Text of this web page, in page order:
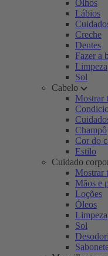
Olhos
Lábios
Creche
Dentes
Fazer a
Limpeza
Sol
Cabelo
Mostrar
Champô
Cor do
Estilo
Cuidado
Mostrar
Mãos e
Loções
Óleos
Limpeza
Sol